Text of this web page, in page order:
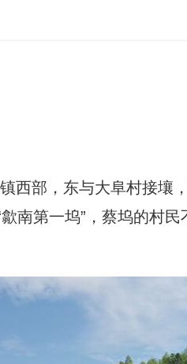
西部，东与大阜村接壤
南第一坞”，蔡坞的村